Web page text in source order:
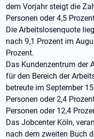
dem Vorjahr steigt die
Personen oder 4,5
Die Arbeitslosenquote
nach 9,1 Prozent im
Prozent.
Das Kundenzentrum der
für den Bereich der
betreute im September
Personen oder 2,4
Personen oder 12,4
Das Jobcenter Köln,
nach dem zweiten Buch